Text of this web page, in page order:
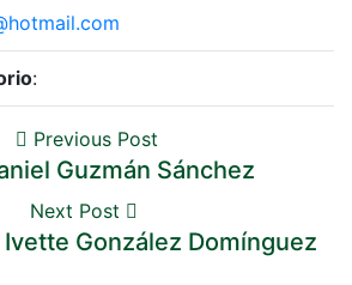
:
Previous Post
Guzmán Sánchez
Next Post
Ivette González Domínguez